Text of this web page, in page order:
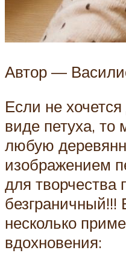
Автор —
Если не
виде петуха, то
любую
изображением
для творчества
безграничный!!!
несколько
вдохновения: